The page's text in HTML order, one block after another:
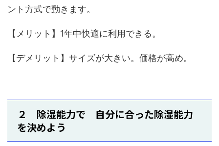
ント方式で動きます。
【メリット】1年中快適に利用できる。
【デメリット】サイズが大きい。価格が高め。
２ 除湿能力で 自分に合った除湿能力
を決めよう